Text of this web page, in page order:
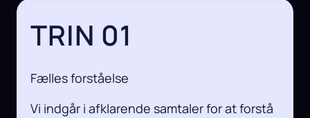
TRIN 01
Fælles forståelse
Vi indgår i afklarende samtaler for at forstå